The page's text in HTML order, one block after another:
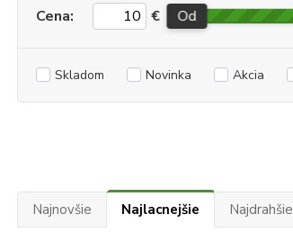
Cena: € Od
Skladom Novinka Akcia
Najnovšie Najlacnejšie Najdrahšie